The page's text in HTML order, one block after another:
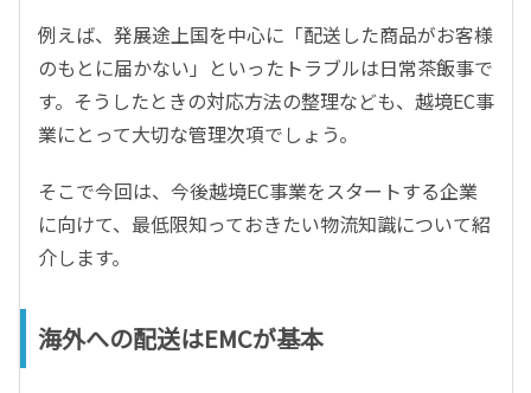
BPR／業務改善
例えば、発展途上国を中心に「配送した商品がお客様
のもとに届かない」といったトラブルは日常茶飯事で
す。そうしたときの対応方法の整理なども、越境EC事
業にとって大切な管理次項でしょう。
そこで今回は、今後越境EC事業をスタートする企業
に向けて、最低限知っておきたい物流知識について紹
介します。
海外への配送はEMCが基本